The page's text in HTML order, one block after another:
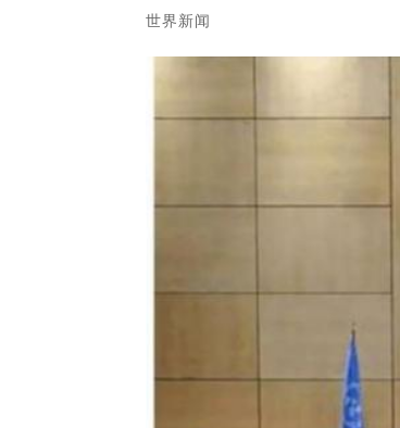
世界新闻